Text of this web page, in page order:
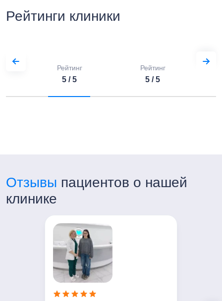
Рейтинги клиники
Рейтинг
5 / 5
Рейтинг
5 / 5
Отзывы пациентов о нашей
клинике